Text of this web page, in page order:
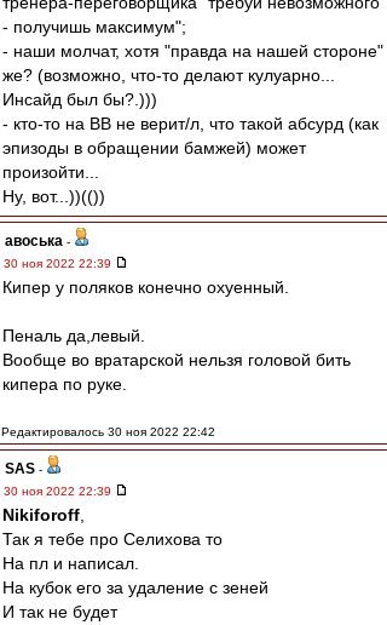
- получишь максимум";
- наши молчат, хотя "правда на нашей стороне"
же? (возможно, что-то делают кулуарно...
Инсайд был бы?.)))
- кто-то на ВВ не верит/л, что такой абсурд (как
эпизоды в обращении бамжей) может
произойти...
Ну, вот...))(())
авоська -
30 ноя 2022 22:39
Кипер у поляков конечно охуенный.
Пеналь да,левый.
Вообще во вратарской нельзя головой бить
кипера по руке.
Редактировалось 30 ноя 2022 22:42
SAS -
30 ноя 2022 22:39
Nikiforoff
Так я тебе про Селихова то
На пл и написал.
На кубок его за удаление с зеней
И так не будет